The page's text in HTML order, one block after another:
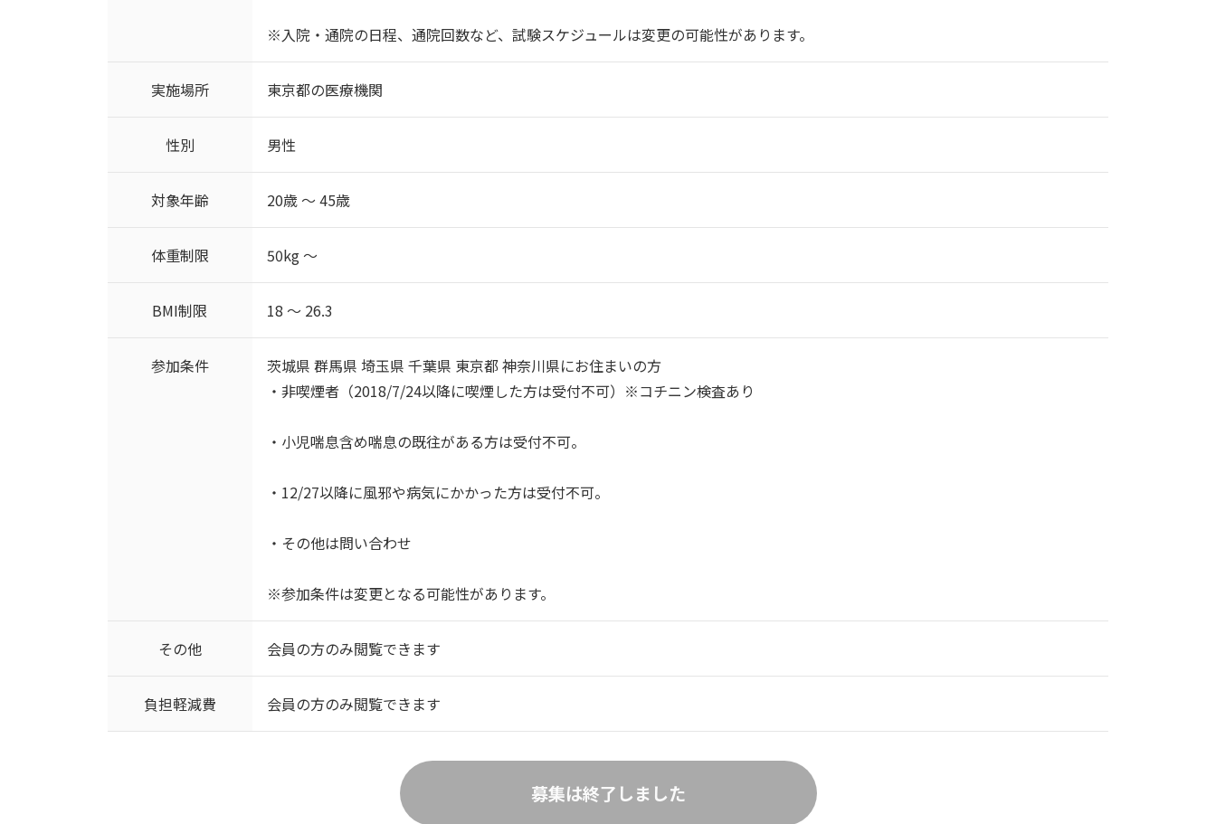
※入院・通院の日程、通院回数など、試験スケジュールは変更の可能性があります。
実施場所 東京都の医療機関
性別 男性
対象年齢 20歳 ～ 45歳
体重制限 50kg ～
BMI制限 18 ～ 26.3
参加条件
茨城県 群馬県 埼玉県 千葉県 東京都 神奈川県にお住まいの方
・非喫煙者（2018/7/24以降に喫煙した方は受付不可）※コチニン検査あり
・小児喘息含め喘息の既往がある方は受付不可。
・12/27以降に風邪や病気にかかった方は受付不可。
・その他は問い合わせ
※参加条件は変更となる可能性があります。
その他 会員の方のみ閲覧できます
負担軽減費 会員の方のみ閲覧できます
募集は終了しました